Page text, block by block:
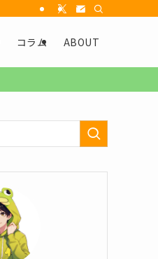
コラム ABOUT